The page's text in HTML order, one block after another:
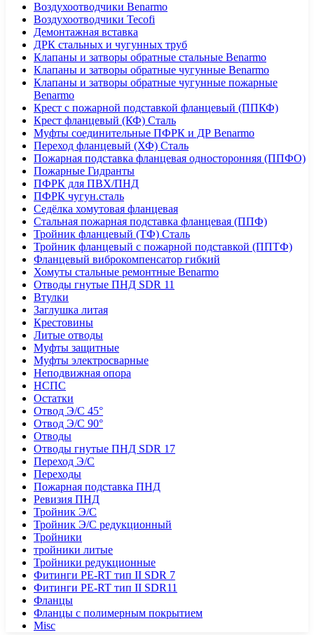
Воздухоотводчики Benarmo
Воздухоотводчики Tecofi
Демонтажная вставка
ДРК стальных и чугунных труб
Клапаны и затворы обратные стальные Benarmo
Клапаны и затворы обратные чугунные Benarmo
Клапаны и затворы обратные чугунные пожарные
Benarmo
Крест с пожарной подставкой фланцевый (ППКФ)
Крест фланцевый (КФ) Сталь
Муфты соединительные ПФРК и ДР Benarmo
Переход фланцевый (ХФ) Сталь
Пожарная подставка фланцевая односторонняя (ППФО)
Пожарные Гидранты
ПФРК для ПВХ/ПНД
ПФРК чугун.сталь
Седёлка хомутовая фланцевая
Стальная пожарная подставка фланцевая (ППФ)
Тройник фланцевый (ТФ) Сталь
Тройник фланцевый с пожарной подставкой (ППТФ)
Фланцевый виброкомпенсатор гибкий
Хомуты стальные ремонтные Benarmo
Отводы гнутые ПНД SDR 11
Втулки
Заглушка литая
Крестовины
Литые отводы
Муфты защитные
Муфты электросварные
Неподвижная опора
НСПС
Остатки
Отвод Э/С 45°
Отвод Э/С 90°
Отводы
Отводы гнутые ПНД SDR 17
Переход Э/С
Переходы
Пожарная подставка ПНД
Ревизия ПНД
Тройник Э/С
Тройник Э/С редукционный
Тройники
тройники литые
Тройники редукционные
Фитинги PE-RT тип II SDR 7
Фитинги PE-RT тип II SDR11
Фланцы
Фланцы с полимерным покрытием
Misc